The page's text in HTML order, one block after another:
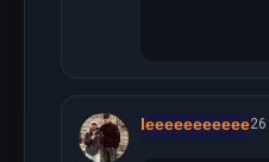
leeeeeeeeeee